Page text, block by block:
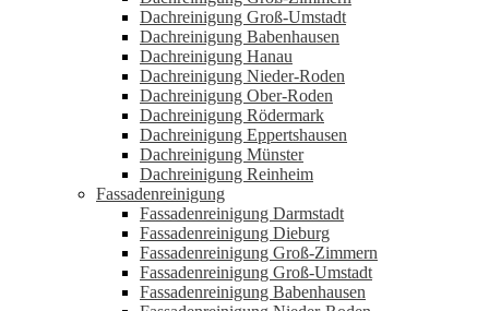
Dachreinigung Groß-Umstadt
Dachreinigung Babenhausen
Dachreinigung Hanau
Dachreinigung Nieder-Roden
Dachreinigung Ober-Roden
Dachreinigung Rödermark
Dachreinigung Eppertshausen
Dachreinigung Münster
Dachreinigung Reinheim
Fassadenreinigung
Fassadenreinigung Darmstadt
Fassadenreinigung Dieburg
Fassadenreinigung Groß-Zimmern
Fassadenreinigung Groß-Umstadt
Fassadenreinigung Babenhausen